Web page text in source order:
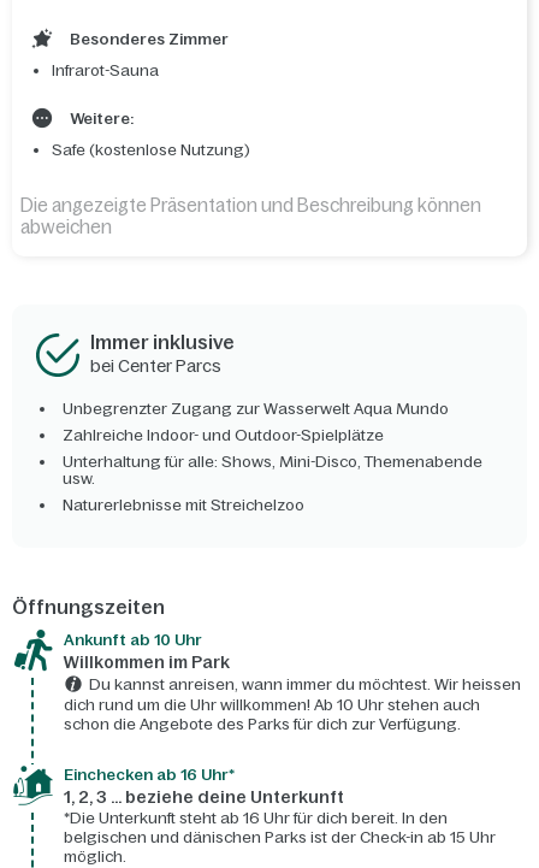
Besonderes Zimmer
Infrarot-Sauna
Weitere:
Safe (kostenlose Nutzung)
Die angezeigte Präsentation und Beschreibung können
abweichen
Immer inklusive
bei Center Parcs
Unbegrenzter Zugang zur Wasserwelt Aqua Mundo
Zahlreiche Indoor- und Outdoor-Spielplätze
Unterhaltung für alle: Shows, Mini-Disco, Themenabende
usw.
Naturerlebnisse mit Streichelzoo
Öffnungszeiten
Ankunft ab 10 Uhr
Willkommen im Park
Du kannst anreisen, wann immer du möchtest. Wir heissen
dich rund um die Uhr willkommen! Ab 10 Uhr stehen auch
schon die Angebote des Parks für dich zur Verfügung.
Einchecken ab 16 Uhr*
1, 2, 3 ... beziehe deine Unterkunft
*Die Unterkunft steht ab 16 Uhr für dich bereit. In den
belgischen und dänischen Parks ist der Check-in ab 15 Uhr
möglich.